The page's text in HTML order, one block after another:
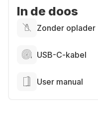
In de doos
Zonder oplader
USB-C-kabel
User manual